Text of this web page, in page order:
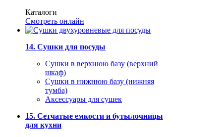
Каталоги
Смотреть онлайн
14. Сушки для посуды
Сушки в верхнюю базу (верхний
шкаф)
Сушки в нижнюю базу (нижняя
тумба)
Аксессуары для сушек
15. Сетчатые емкости и бутылочницы
для кухни